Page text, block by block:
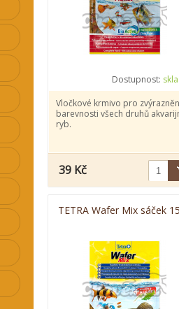
Dostupnost:
Vločkové krmivo pro
barevnosti všech druhů
ryb.
39 Kč
TETRA Wafer Mix sáček